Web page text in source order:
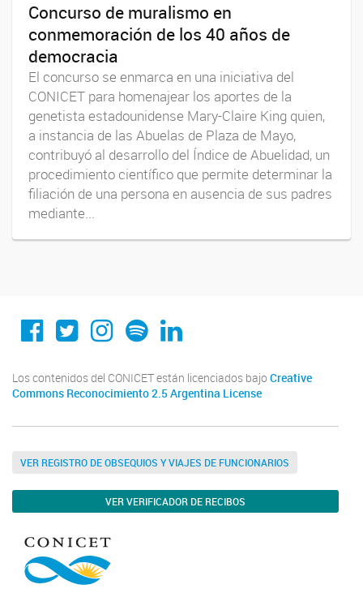
Concurso de muralismo en
conmemoración de los 40 años de
democracia
El concurso se enmarca en una iniciativa del
CONICET para homenajear los aportes de la
genetista estadounidense Mary-Claire King quien,
a instancia de las Abuelas de Plaza de Mayo,
contribuyó al desarrollo del Índice de Abuelidad, un
procedimiento científico que permite determinar la
filiación de una persona en ausencia de sus padres
mediante...
Conicet Cordoba
@conicetcordoba
@conicetcordoba
SpotifyLinkedin
Los contenidos del CONICET están licenciados bajo Creative
Commons Reconocimiento 2.5 Argentina License
VER REGISTRO DE OBSEQUIOS Y VIAJES DE FUNCIONARIOS
VER VERIFICADOR DE RECIBOS